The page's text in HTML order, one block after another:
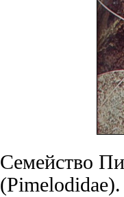
Семейство
(Pimelodidae).